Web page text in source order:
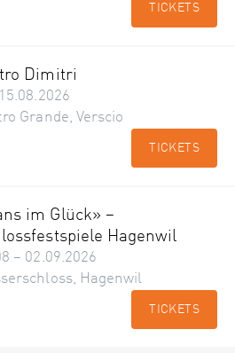
TICKETS
Dimitri
Grande, Verscio
TICKETS
im Glück» –
Hagenwil
– 02.09.2026
Hagenwil
TICKETS